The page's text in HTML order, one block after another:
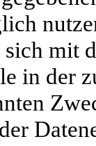
mit
in der